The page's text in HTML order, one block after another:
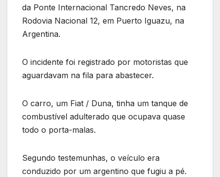
da Ponte Internacional Tancredo Neves, na
Rodovia Nacional 12, em Puerto Iguazu, na
Argentina.
O incidente foi registrado por motoristas que
aguardavam na fila para abastecer.
O carro, um Fiat / Duna, tinha um tanque de
combustível adulterado que ocupava quase
todo o porta-malas.
Segundo testemunhas, o veículo era
conduzido por um argentino que fugiu a pé.